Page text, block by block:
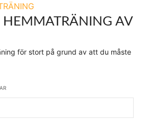
HEMMATRÄNING AV
för stort på grund av att du måste